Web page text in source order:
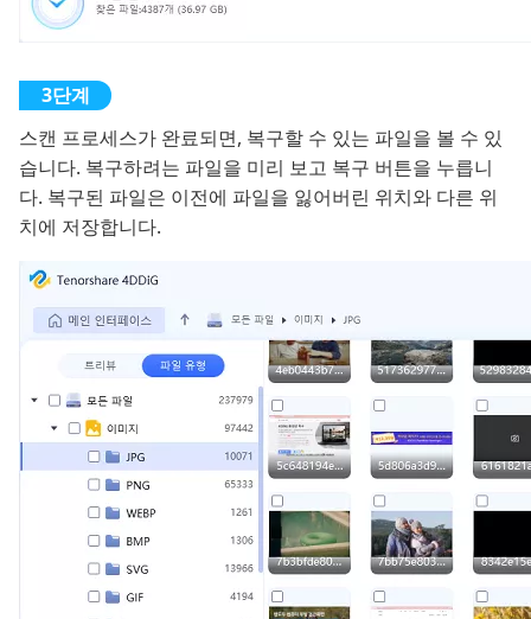
스캔 프로세스가 완료되면, 복구할 수 있는 파일을 볼 수 있
습니다. 복구하려는 파일을 미리 보고 복구 버튼을 누릅니
다. 복구된 파일은 이전에 파일을 잃어버린 위치와 다른 위
치에 저장합니다.